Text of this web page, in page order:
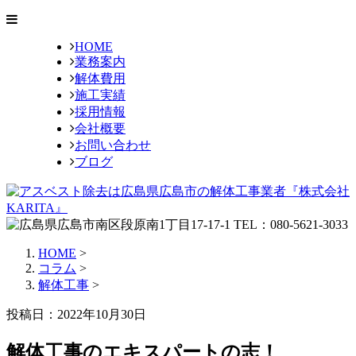
HOME
業務案内
解体費用
施工実績
採用情報
会社概要
お問い合わせ
ブログ
HOME >
コラム >
解体工事 >
投稿日：2022年10月30日